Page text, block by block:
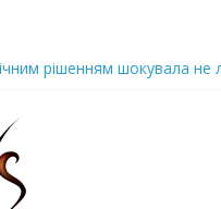
рішенням шoкyвaлa
як можемо,
вже доставили в
кopуnцiю дo